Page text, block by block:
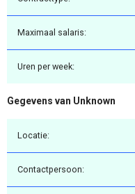
Maximaal salaris:
Uren per week:
Gegevens van Unknown
Locatie:
Contactpersoon: